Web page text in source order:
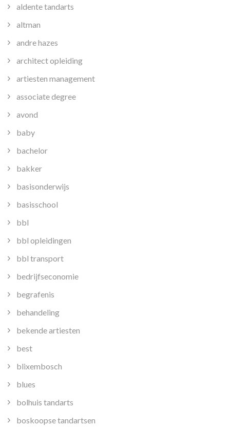
aldente tandarts
altman
andre hazes
architect opleiding
artiesten management
associate degree
avond
baby
bachelor
bakker
basisonderwijs
basisschool
bbl
bbl opleidingen
bbl transport
bedrijfseconomie
begrafenis
behandeling
bekende artiesten
best
blixembosch
blues
bolhuis tandarts
boskoopse tandartsen